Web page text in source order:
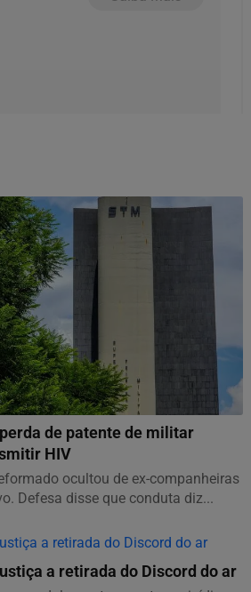
de patente de militar
HIV
ocultou de ex-companheiras
Defesa disse que conduta diz...
a retirada do Discord do ar